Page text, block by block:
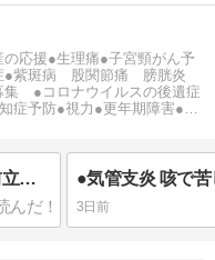
応援●生理痛●子宮頸がん予
●紫斑病 股関節痛 膀胱炎
集 ●コロナウイルスの後遺症
症予防●視力●更年期障害●て
●尿が最初からスーっと出る！！前立腺肥大症 骨盤底筋群トレーニングのお蔭です。 ●気管支炎 咳で
3日前